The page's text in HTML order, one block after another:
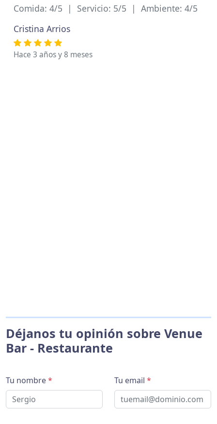
Comida: 4/5 | Servicio: 5/5 | Ambiente: 4/5
Cristina Arrios
Hace 3 años y 8 meses
Déjanos tu opinión sobre Venue
Bar - Restaurante
Tu nombre* Tu email *